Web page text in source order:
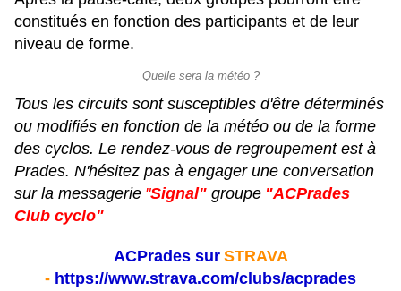
constitués en fonction des participants et de leur
niveau de forme.
Quelle sera la météo ?
Tous les circuits sont susceptibles d'être déterminés
ou modifiés en fonction de la météo ou de la forme
des cyclos. Le rendez-vous de regroupement est à
Prades. N'hésitez pas à engager une conversation
sur la messagerie "Signal" groupe "ACPrades
Club cyclo"
ACPrades sur STRAVA
- https://www.strava.com/clubs/acprades